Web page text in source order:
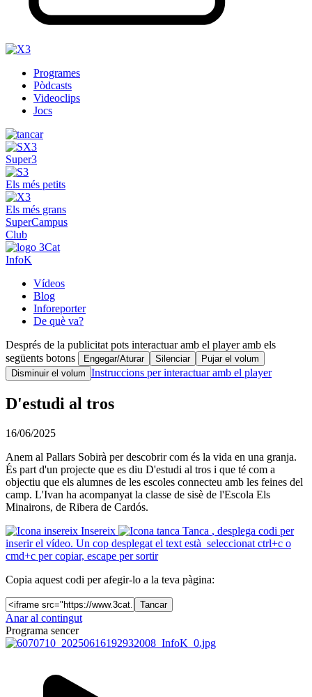
Programes
Pòdcasts
Videoclips
Jocs
Super3
Els més petits
Els més grans
SuperCampus
Club
InfoK
Vídeos
Blog
Inforeporter
De què va?
Després de la publicitat pots interactuar amb el player amb els
següents botons
Engegar/Aturar Silenciar
Pujar el volum
Disminuir el volum Instruccions per interactuar amb el player
D'estudi al tros
16/06/2025
Anem al Pallars Sobirà per descobrir com és la vida en una granja.
És part d'un projecte que es diu D'estudi al tros i que té com a
objectiu que els alumnes de les escoles connecteu amb les feines del
camp. L'Ivan ha acompanyat la classe de sisè de l'Escola Els
Minairons, de Ribera de Cardós.
Insereix
Tanca , desplega codi per
inserir el vídeo. Un cop desplegat el text està seleccionat ctrl+c o
cmd+c per copiar, escape per sortir
Copia aquest codi per afegir-lo a la teva pàgina:
Tancar
Anar al contingut
Programa sencer